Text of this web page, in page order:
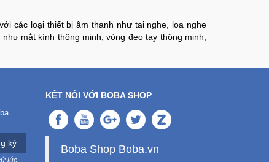
các loại thiết bị âm thanh như tai nghe, loa nghe
mắt kính thông minh, vòng đeo tay thông minh,
ký
lúc
KẾT NỐI VỚI BOBA SHOP
Boba Shop Boba.vn